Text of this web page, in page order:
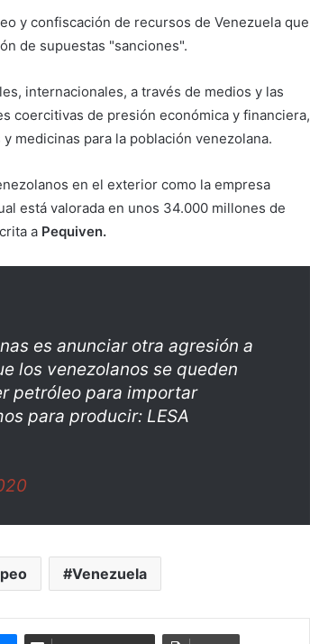
y confiscación de recursos de Venezuela que
de supuestas "sanciones".
internacionales, a través de medios y las
coercitivas de presión económica y financiera,
medicinas para la población venezolana.
en el exterior como la empresa
está valorada en unos 34.000 millones de
a Pequiven.
es anunciar otra agresión a
los venezolanos se queden
petróleo para importar
para producir: LESA
Venezuela